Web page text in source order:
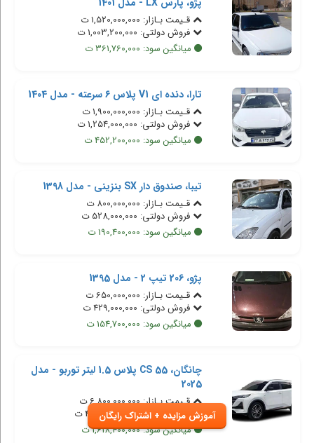
قـیمت بـازار: 1,520,000,000 ت
فروش دولتی: 1,003,200,000 ت
میانگین سود: 361,760,000 ت
تارا، دنده ای V1 پلاس 6 سرعته - مدل 1404
قـیمت بـازار: 1,900,000,000 ت
فروش دولتی: 1,254,000,000 ت
میانگین سود: 452,200,000 ت
تیبا، صندوق دار SX بنزینی - مدل 1398
قـیمت بـازار: 800,000,000 ت
فروش دولتی: 528,000,000 ت
میانگین سود: 190,400,000 ت
پژو، 206 تیپ 2 - مدل 1395
قـیمت بـازار: 650,000,000 ت
فروش دولتی: 429,000,000 ت
میانگین سود: 154,700,000 ت
چانگان، CS 55 پلاس 1.5 لیتر توربو - مدل
2025
قـیمت بـازار: 6,800,000,000 ت
فروش دولتی: 4,488,000,000 ت
میانگین سود: 1,618,400,000 ت
آموزش مزایده + اشتراک رایگان